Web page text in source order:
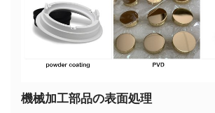
機械加工部品の表面処理